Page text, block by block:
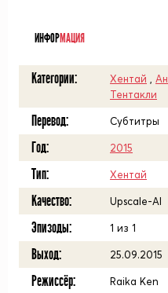
ИНФОРМАЦИЯ
Категории: Хентай
Тентакли
Перевод: Субтитры
Год: 2015
Тип: Хентай
Качество: Upscale-AI
Эпизоды: 1 из 1
Выход: 25.09.2015
Режиссёр: Raika Ken